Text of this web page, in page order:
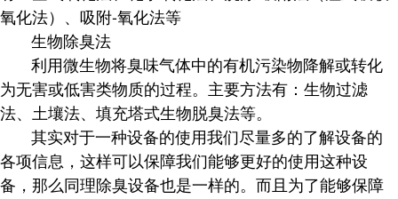
氧化法）、吸附-氧化法等
生物除臭法
利用微生物将臭味气体中的有机污染物降解或转化
为无害或低害类物质的过程。主要方法有：生物过滤
法、土壤法、填充塔式生物脱臭法等。
其实对于一种设备的使用我们尽量多的了解设备的
各项信息，这样可以保障我们能够更好的使用这种设
备，那么同理除臭设备也是一样的。而且为了能够保障